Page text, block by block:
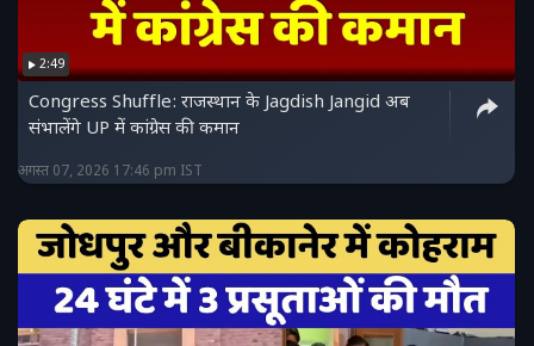
2:49
Congress Shuffle: राजस्थान के Jagdish Jangid अब
संभालेंगे UP में कांग्रेस की कमान
अगस्त 07, 2026 17:46 pm IST